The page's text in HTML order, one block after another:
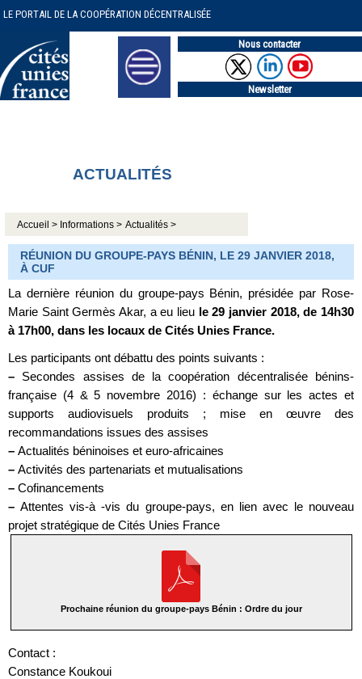
LE PORTAIL DE LA COOPÉRATION DÉCENTRALISÉE
Nous contacter
Newsletter
ACTUALITÉS
Accueil > Informations > Actualités >
RÉUNION DU GROUPE-PAYS BÉNIN, LE 29 JANVIER 2018,
À CUF
La dernière réunion du groupe-pays Bénin, présidée par Rose-
Marie Saint Germès Akar, a eu lieu le 29 janvier 2018, de 14h30
à 17h00, dans les locaux de Cités Unies France.
Les participants ont débattu des points suivants :
– Secondes assises de la coopération décentralisée bénins-
française (4 & 5 novembre 2016) : échange sur les actes et
supports audiovisuels produits ; mise en œuvre des
recommandations issues des assises
– Actualités béninoises et euro-africaines
– Activités des partenariats et mutualisations
– Cofinancements
– Attentes vis-à -vis du groupe-pays, en lien avec le nouveau
projet stratégique de Cités Unies France
Prochaine réunion du groupe-pays Bénin : Ordre du jour
Contact :
Constance Koukoui